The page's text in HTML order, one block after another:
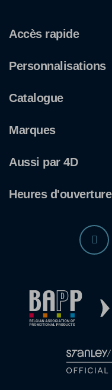
Accès rapide
Personnalisations
Catalogue
Marques
Aussi par 4D
Heures d'ouverture